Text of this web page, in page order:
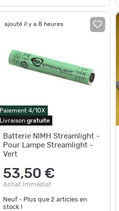
ajouté il y a 8 heures
Paiement 4/10X
Livraison gratuite
Batterie NIMH Streamlight -
Pour Lampe Streamlight -
Vert
53,50 €
Achat Immédiat
Neuf - Plus que 2 articles en
stock !